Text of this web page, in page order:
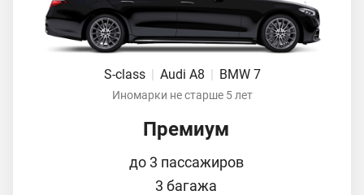
S-class | Audi A8 | BMW 7
Иномарки не старше 5 лет
Премиум
до 3 пассажиров
3 багажа